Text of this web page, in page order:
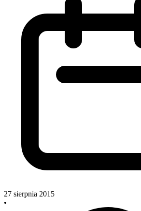
27 sierpnia 2015
•